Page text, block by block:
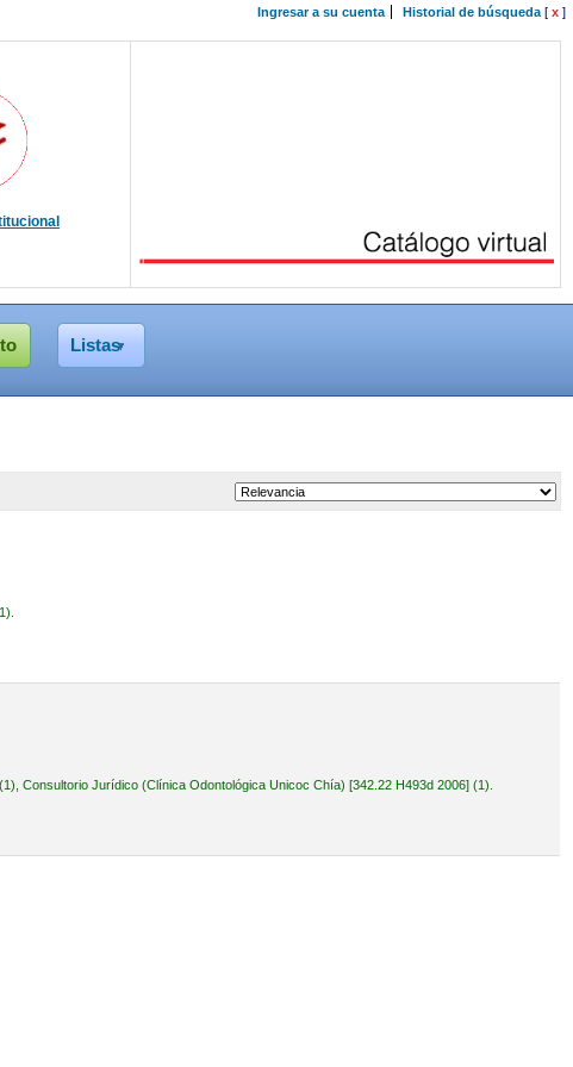
Ingresar a su cuenta Historial de búsqueda[ x ]
Listas
Consultorio Jurídico (Clínica Odontológica Unicoc Chía) [342.22 H493d 2006] (1).